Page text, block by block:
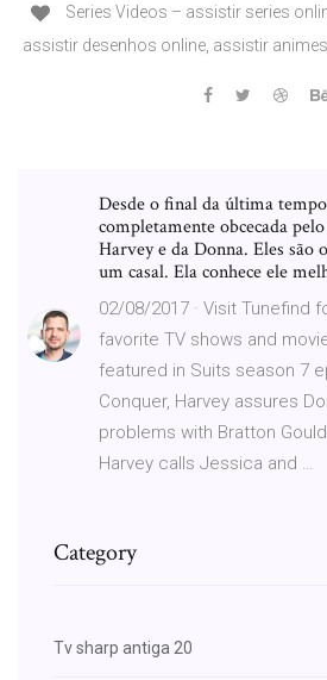
Series Videos – assistir series
assistir desenhos online, assistir
Desde o final da última
completamente obcecada
Harvey e da Donna. Eles são
um casal. Ela conhece ele
02/08/2017 · Visit Tunefind
favorite TV shows and
featured in Suits season 7
Conquer, Harvey assures
problems with Bratton
Harvey calls Jessica and …
Category
Tv sharp antiga 20